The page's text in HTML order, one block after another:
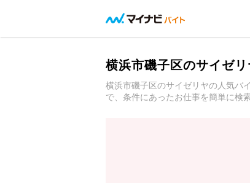
横浜市磯子区のサイゼ
横浜市磯子区のサイゼリヤの人気バ
で、条件にあったお仕事を簡単に検